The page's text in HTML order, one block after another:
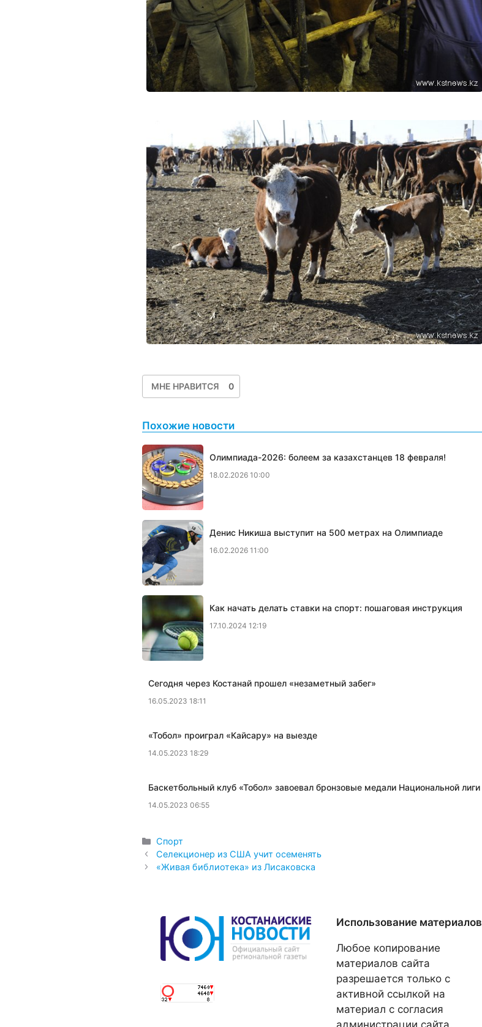
МНЕ НРАВИТСЯ 0
Похожие новости
Олимпиада-2026: болеем за казахстанцев 18 февраля!
18.02.2026 10:00
Денис Никиша выступит на 500 метрах на Олимпиаде
16.02.2026 11:00
Как начать делать ставки на спорт: пошаговая инструкция
17.10.2024 12:19
Сегодня через Костанай прошел «незаметный забег»
16.05.2023 18:11
«Тобол» проиграл «Кайсару» на выезде
14.05.2023 18:29
Баскетбольный клуб «Тобол» завоевал бронзовые медали Национальной лиги
14.05.2023 06:55
Рубрики
Спорт
Селекционер из США учит осеменять
«Живая библиотека» из Лисаковска
Использование материалов
Любое копирование
материалов сайта
разрешается только с
активной ссылкой на
материал с согласия